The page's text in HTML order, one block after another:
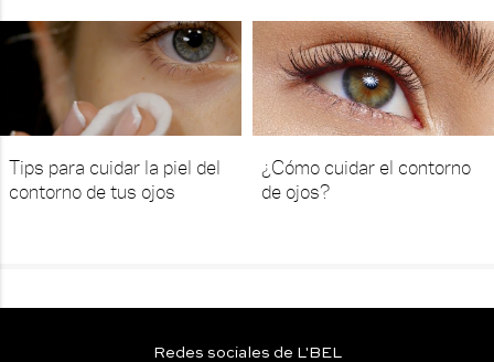
Tips para cuidar la piel del
contorno de tus ojos
¿Cómo cuidar el contorno
de ojos?
Redes sociales de L'BEL